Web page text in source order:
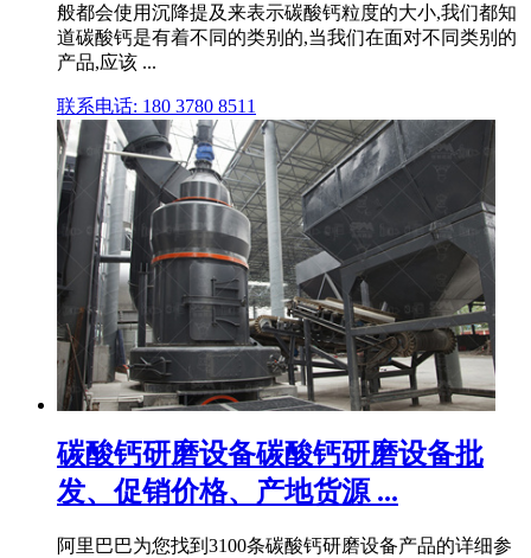
般都会使用沉降提及来表示碳酸钙粒度的大小,我们都知
道碳酸钙是有着不同的类别的,当我们在面对不同类别的
产品,应该 ...
联系电话: 180 3780 8511
碳酸钙研磨设备碳酸钙研磨设备批
发、促销价格、产地货源 ...
阿里巴巴为您找到3100条碳酸钙研磨设备产品的详细参